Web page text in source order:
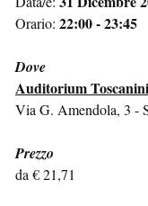
Orario: 22:00 - 23:45
Dove
Auditorium Toscanini
Via G. Amendola, 3 -
Prezzo
da € 21,71